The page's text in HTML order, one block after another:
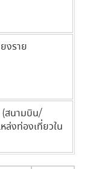
งราย
สนามบิน/
ล่งท่องเที่ยวใน